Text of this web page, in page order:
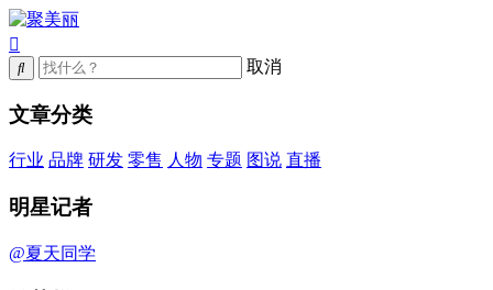
取消
文章分类
行业 品牌 研发 零售 人物 专题 图说 直播
明星记者
@夏天同学